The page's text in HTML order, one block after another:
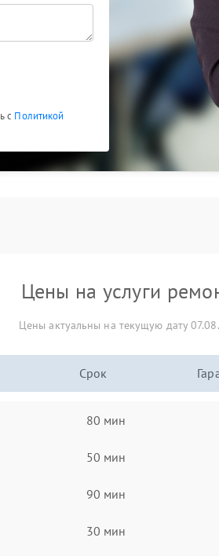
с Политикой
Цены на услуги
Цены актуальны на текущую дату
Срок
80 мин
50 мин
90 мин
30 мин